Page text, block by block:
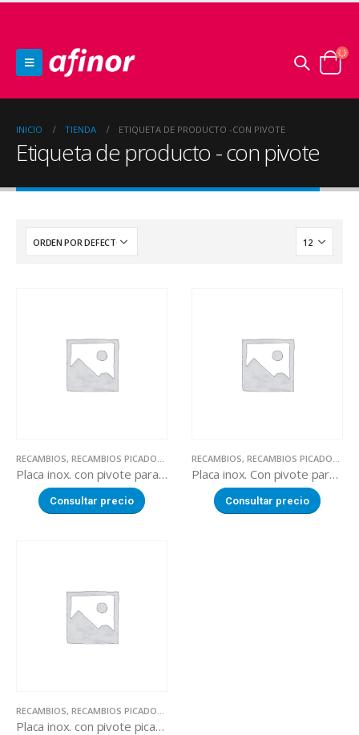
INICIO TIENDA ETIQUETA DE PRODUCTO -CON PIVOTE
Etiqueta de producto - con pivote
RECAMBIOS, RECAMBIOS PICADORAS DE CARNE
Placa inox. con pivote para picadora
Consultar precio
RECAMBIOS, RECAMBIOS PICADORAS DE CARNE
Placa inox. Con pivote para picadora
Consultar precio
RECAMBIOS, RECAMBIOS PICADORAS DE CARNE
Placa inox. con pivote picadora